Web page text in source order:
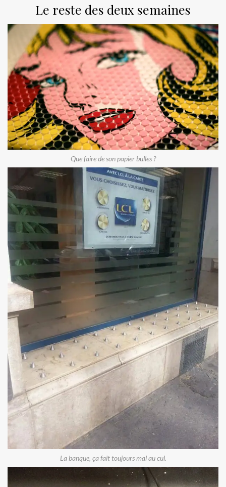
Le reste des deux semaines
Que faire de son papier bulles ?
La banque, ça fait toujours mal au cul.